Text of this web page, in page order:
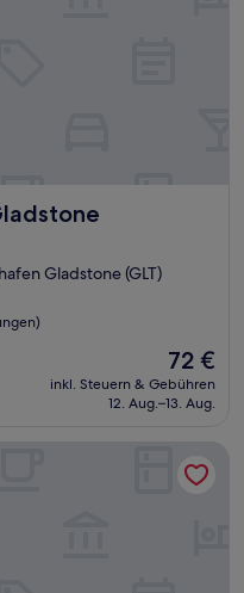
Gladstone (GLT)
Der
Preis
beträgt
72 €
inkl. Steuern & Gebühren
12. Aug.–13. Aug.